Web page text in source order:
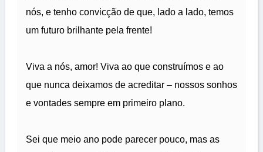
nós, e tenho convicção de que, lado a lado, temos
um futuro brilhante pela frente!
Viva a nós, amor! Viva ao que construímos e ao
que nunca deixamos de acreditar – nossos sonhos
e vontades sempre em primeiro plano.
Sei que meio ano pode parecer pouco, mas as